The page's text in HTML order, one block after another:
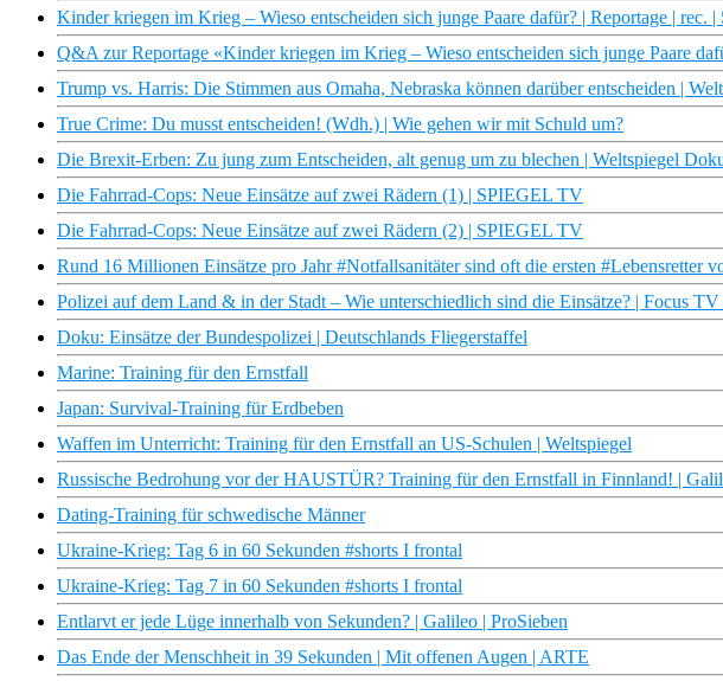
Kinder kriegen im Krieg – Wieso entscheiden sich junge Paare dafür? | Reportage | rec. |
Q&A zur Reportage «Kinder kriegen im Krieg – Wieso entscheiden sich junge Paare
Trump vs. Harris: Die Stimmen aus Omaha, Nebraska können darüber entscheiden |
True Crime: Du musst entscheiden! (Wdh.) | Wie gehen wir mit Schuld um?
Die Brexit-Erben: Zu jung zum Entscheiden, alt genug um zu blechen | Weltspiegel
Die Fahrrad-Cops: Neue Einsätze auf zwei Rädern (1) | SPIEGEL TV
Die Fahrrad-Cops: Neue Einsätze auf zwei Rädern (2) | SPIEGEL TV
Rund 16 Millionen Einsätze pro Jahr #Notfallsanitäter sind oft die ersten #Lebensretter
Polizei auf dem Land & in der Stadt – Wie unterschiedlich sind die Einsätze? | Focus TV
Doku: Einsätze der Bundespolizei | Deutschlands Fliegerstaffel
Marine: Training für den Ernstfall
Japan: Survival-Training für Erdbeben
Waffen im Unterricht: Training für den Ernstfall an US-Schulen | Weltspiegel
Russische Bedrohung vor der HAUSTÜR? Training für den Ernstfall in Finnland! |
Dating-Training für schwedische Männer
Ukraine-Krieg: Tag 6 in 60 Sekunden #shorts I frontal
Ukraine-Krieg: Tag 7 in 60 Sekunden #shorts I frontal
Entlarvt er jede Lüge innerhalb von Sekunden? | Galileo | ProSieben
Das Ende der Menschheit in 39 Sekunden | Mit offenen Augen | ARTE